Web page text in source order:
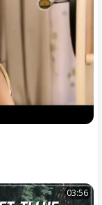
03:56